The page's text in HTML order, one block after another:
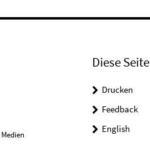
Diese Seite
Drucken
Feedback
English